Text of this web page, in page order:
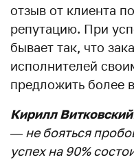
отзыв от клиента
репутацию. При
бывает так, что
исполнителей
предложить более
Кирилл Витковский
— не бояться
успех на 90%